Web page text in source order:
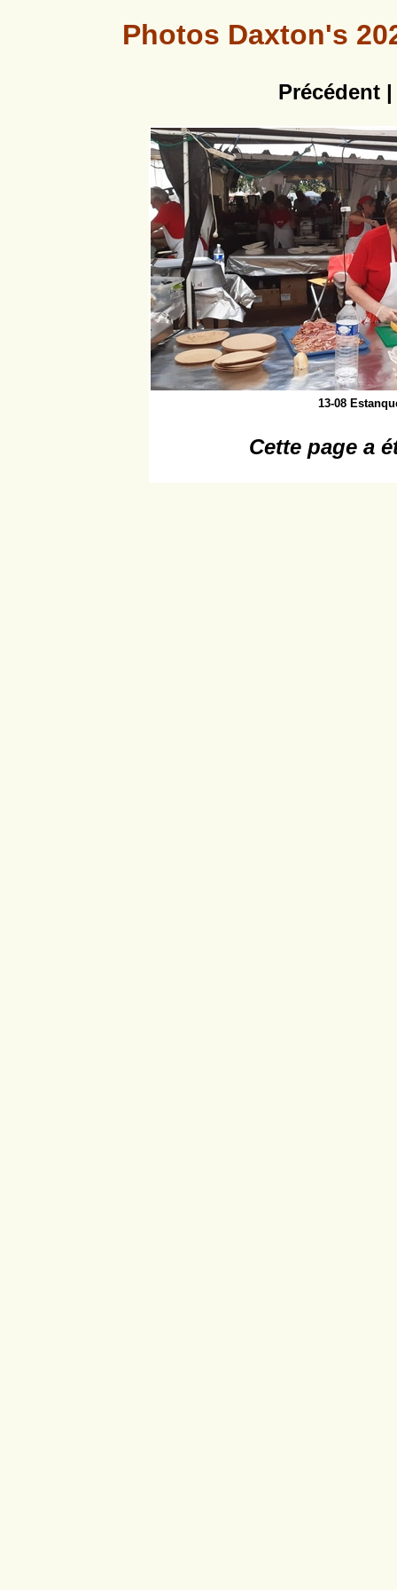
Photos Daxton's
Précédent
13-08
Cette page a